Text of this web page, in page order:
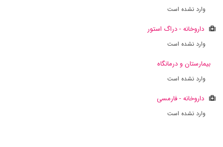
وارد نشده است
داروخانه - دراگ استور
وارد نشده است
بیمارستان و درمانگاه
وارد نشده است
داروخانه - فارمسی
وارد نشده است